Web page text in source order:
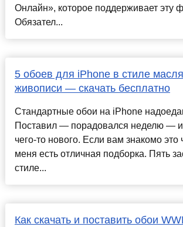
Онлайн», которое поддерживает эту
Обязател...
5 обоев для iPhone в стиле
живописи — скачать бесплатно
Стандартные обои на iPhone
Поставил — порадовался неделю — и
чего-то нового. Если вам знакомо это
меня есть отличная подборка. Пять
стиле...
Как скачать и поставить обои